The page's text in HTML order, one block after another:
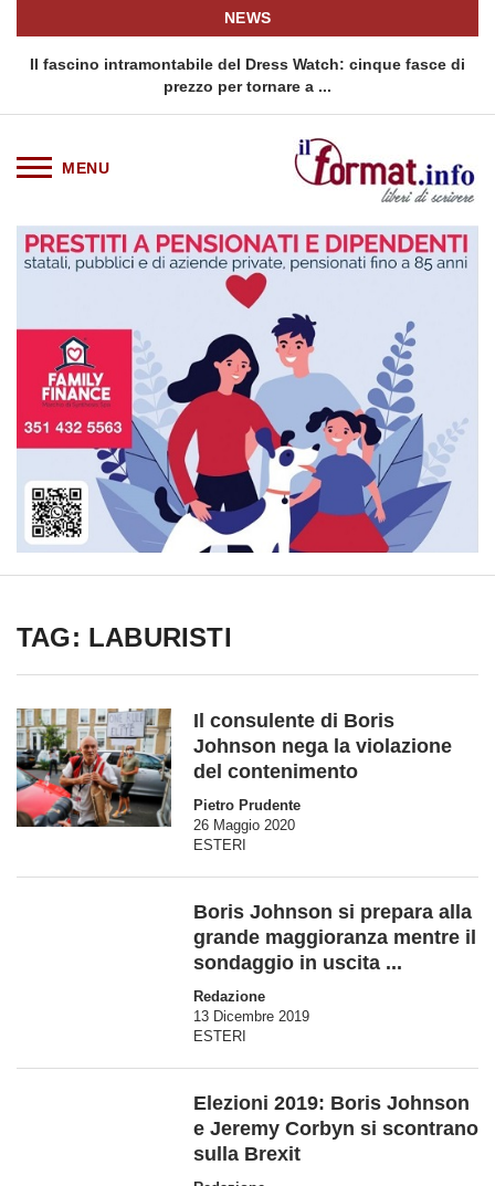
NEWS
Il fascino intramontabile del Dress Watch: cinque fasce di
prezzo per tornare a ...
TAG: LABURISTI
Il consulente di Boris
Johnson nega la violazione
del contenimento
Pietro Prudente
26 Maggio 2020
ESTERI
Boris Johnson si prepara alla
grande maggioranza mentre il
sondaggio in uscita ...
Redazione
13 Dicembre 2019
ESTERI
Elezioni 2019: Boris Johnson
e Jeremy Corbyn si scontrano
sulla Brexit